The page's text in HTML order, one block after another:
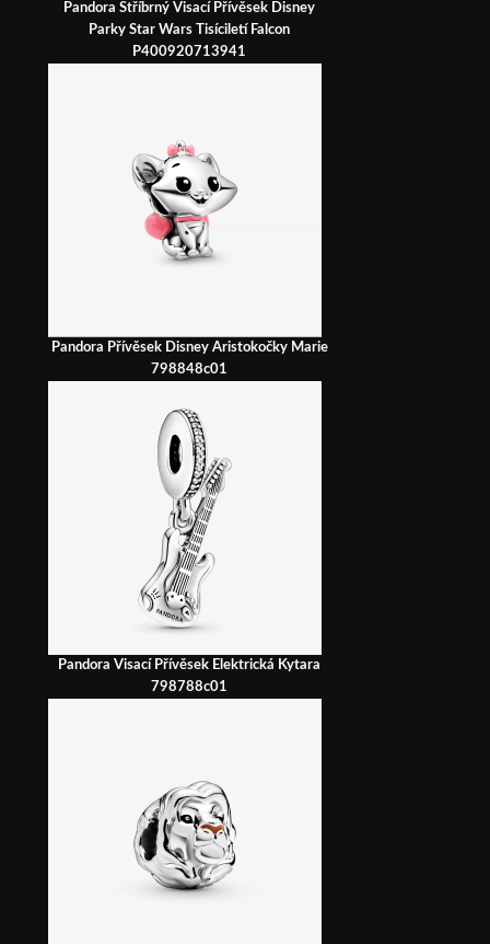
Pandora Stříbrný Visací Přívěsek Disney
Parky Star Wars Tisíciletí Falcon
P400920713941
Pandora Přívěsek Disney Aristokočky Marie
798848c01
Pandora Visací Přívěsek Elektrická Kytara
798788c01